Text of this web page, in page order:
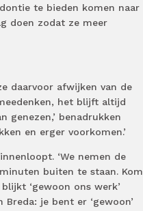
te bieden komen naar
doen zodat ze meer
daarvoor afwijken van de
het blijft altijd
benadrukken
en erger voorkomen.’
‘We nemen de
buiten te staan. Kom
‘gewoon ons werk’
je bent er ‘gewoon’